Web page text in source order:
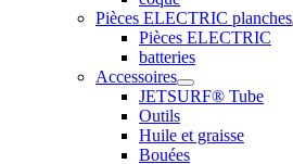
Pièces ELECTRIC planches
Pièces ELECTRIC
batteries
Accessoires
JETSURF® Tube
Outils
Huile et graisse
Bouées